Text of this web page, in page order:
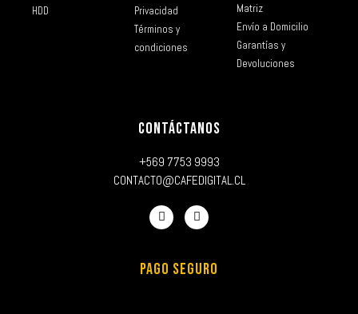
HDD
Privacidad
Términos y
condiciones
Matriz
Envío a Domicilio
Garantías y
Devoluciones
CONTÁCTANOS
+569 7753 9993
CONTACTO@CAFEDIGITAL.CL
PAGO SEGURO